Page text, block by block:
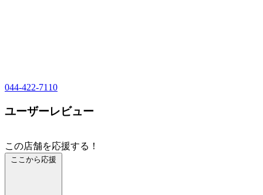
044-422-7110
ユーザーレビュー
この店舗を応援する！
ここから応援